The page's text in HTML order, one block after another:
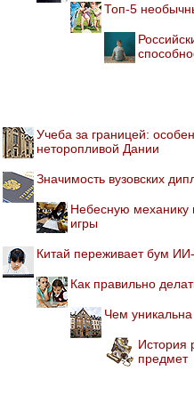
Топ-5
Учеба за границей:
неторопливой Дании
Значимость вузовских
Небесную механику
игры
Китай переживает бум
Как правильно
Чем
История
предмет